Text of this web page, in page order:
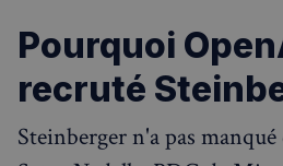
Pourquoi
recruté
Steinberger n'a pas